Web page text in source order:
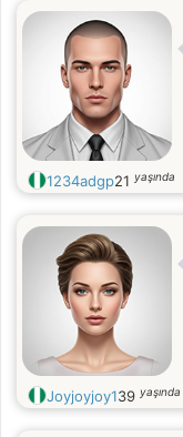
1234adgp21 yaşında
Joyjoyjoy139 yaşında